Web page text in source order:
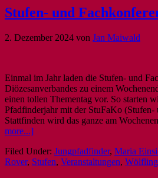
Stufen- und
2. Dezember 2024 von Jan Maiwald
Einmal im Jahr laden die Stufen- und
Diözesanverbandes zu einem
einen tollen Thementag vor. So starten
Pfadfinderjahr mit der StuFaKo (Stufen-
Stattfinden wird das ganze am
more...]
Filed Under: Jungpfadfinder, Maria
Rover, Stufen, Veranstaltungen,